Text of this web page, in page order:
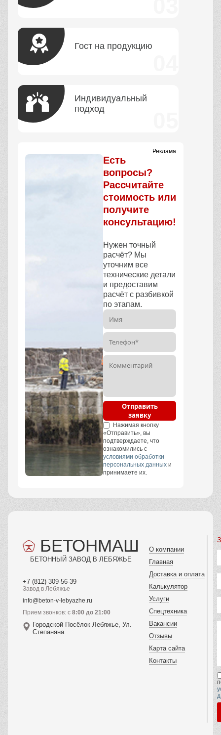
Гост на продукцию
Индивидуальный
подход
Реклама
Есть
вопросы?
Рассчитайте
стоимость или
получите
консультацию!
Нужен точный
расчёт? Мы
уточним все
технические детали
и предоставим
расчёт с разбивкой
по этапам.
Отправить
заявку
Нажимая кнопку
«Отправить», вы
подтверждаете, что
ознакомились с
условиями обработки
персональных данных и
принимаете их.
БЕТОНМАШ
БЕТОННЫЙ ЗАВОД В ЛЕБЯЖЬЕ
+7 (812) 309-56-39
Завод в Лебяжье
info@beton-v-lebyazhe.ru
Прием звонков: с 8:00 до 21:00
Городской Посёлок Лебяжье, Ул.
Степаняна
О компании
Главная
Доставка и оплата
Калькулятор
Услуги
Спецтехника
Вакансии
Отзывы
Карта сайта
Контакты